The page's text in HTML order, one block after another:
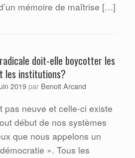
mémoire de maîtrise […]
doit-elle boycotter les
les institutions?
2019 par Benoit Arcand
pas neuve et celle-ci existe
début de nos systèmes
que nous appelons un
». Tous les